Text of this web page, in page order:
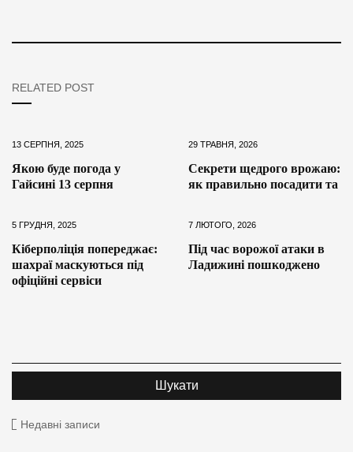
RELATED POST
13 СЕРПНЯ, 2025
Якою буде погода у
Гайсині 13 серпня
29 ТРАВНЯ, 2026
Секрети щедрого врожаю:
як правильно посадити та
5 ГРУДНЯ, 2025
Кіберполіція попереджає:
шахраї маскуються під
офіційні сервіси
7 ЛЮТОГО, 2026
Під час ворожої атаки в
Ладижині пошкоджено
Недавні записи